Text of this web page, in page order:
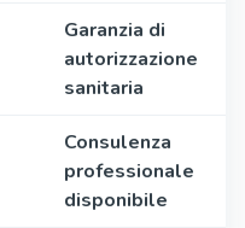
Garanzia di
autorizzazione
sanitaria
Consulenza
professionale
disponibile